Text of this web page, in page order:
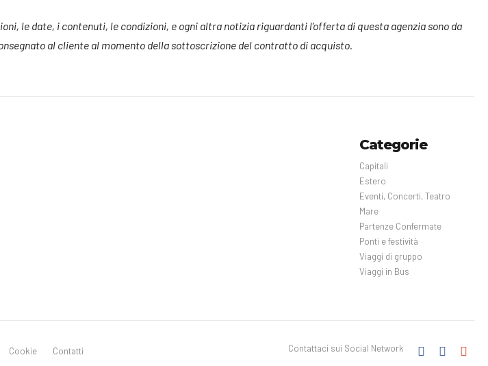
le date, i contenuti, le condizioni, e ogni altra notizia riguardanti l’offerta di questa agenzia sono da
al cliente al momento della sottoscrizione del contratto di acquisto.
Categorie
Capitali
Estero
Eventi, Concerti, Teatro
Mare
Partenze Confermate
Ponti e festività
Viaggi di gruppo
Viaggi in Bus
Cookie Contatti Contattaci sui Social Network